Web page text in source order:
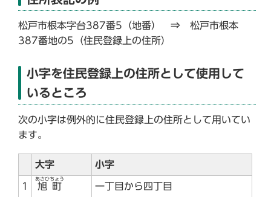
松戸市根本字台387番5（地番） ⇒ 松戸市根本
387番地の5（住民登録上の住所）
小字を住民登録上の住所として使用して
いるところ
次の小字は例外的に住民登録上の住所として用いてい
ます。
大字 小字
1 旭町
あさひちょう
一丁目から四丁目